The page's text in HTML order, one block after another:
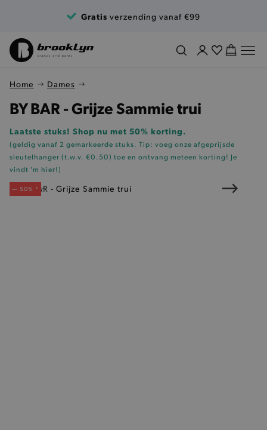
Gratis verzending vanaf €99
Home Dames
BY BAR - Grijze Sammie trui
Laatste stuks! Shop nu met 50% korting.
(geldig vanaf 2 gemarkeerde stuks. Tip: voeg onze afgeprijsde
sleutelhanger (t.w.v. €0.50) toe en ontvang meteen korting! Je
vindt 'm hier!)
— 50% *